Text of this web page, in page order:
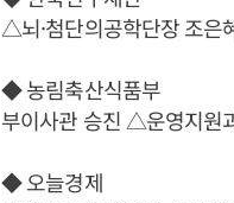
△뇌·첨단의공학단장 조은
◆ 농림축산식품부
부이사관 승진 △운영지원
◆ 오늘경제